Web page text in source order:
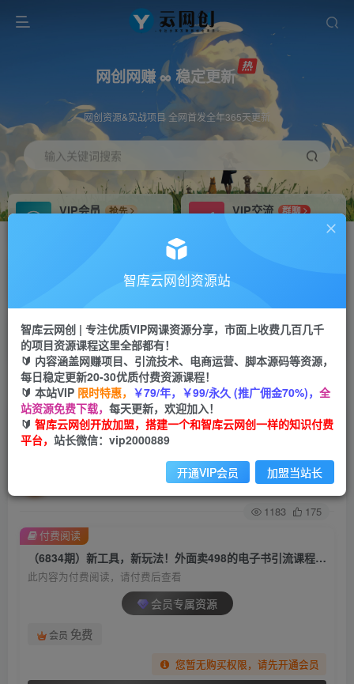
网创网赚 ∞ 稳定更新
网创资源&实战项目 全网首发全年365天更新
输入关键词搜索
VIP会员
抢先
VIP交流
群聊
研究探讨更多创业项目路子。
会员专属推广链接
网赚网创 项目
365天稳定跟新
APP下载
GO
首页 创业课程 会员专属 正文
（6834期）新工具，新玩法！外面卖498的电子书
引流课程，内附教程+工具
关注 私信
1183 175
（6834期）新工具，新玩法！外面卖498的电子书引流课程，内附教程+工具
此内容为付费阅读，请付费后查看
会员专属资源
会员 免费
您暂无购买权限，请先开通会员
付费阅读
智库云网创资源站
智库云网创 | 专注优质VIP网课资源分享，市面上收费几百几千
的项目资源课程这里全部都有！
🔰 内容涵盖网赚项目、引流技术、电商运营、脚本源码等资源，
每日稳定更新20-30优质付费资源课程！
🔰 本站VIP 限时特惠， ￥79/年，￥99/永久 (推广佣金70%)， 全
站资源免费下载， 每天更新，欢迎加入！
🔰 智库云网创开放加盟，搭建一个和智库云网创一样的知识付费
平台， 站长微信：vip2000889
开通VIP会员 加盟当站长